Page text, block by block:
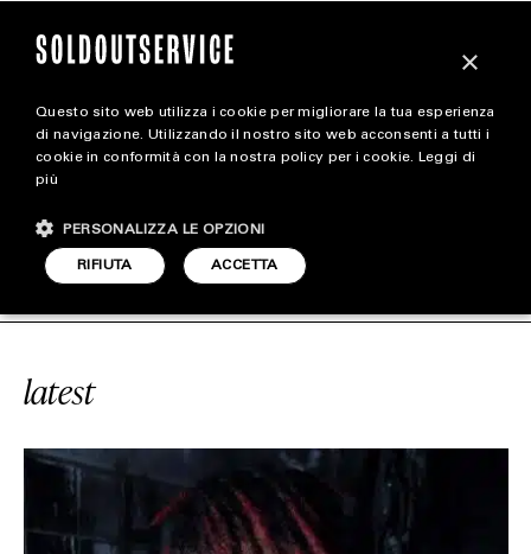
magazine
STYLE
FOOTWEAR
#YOUNG SLASH
latest
×
Questo sito web utilizza i cookie per migliorare la tua esperienza
di navigazione. Utilizzando il nostro sito web acconsenti a tutti i
cookie in conformità con la nostra policy per i cookie. Leggi di
più
ACCETTA
RIFIUTA
PERSONALIZZA LE OPZIONI